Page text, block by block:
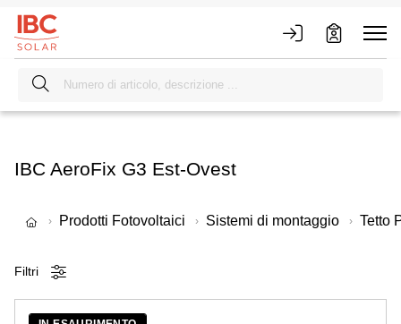
IBC AeroFix G3 Est-Ovest
Prodotti Fotovoltaici Sistemi di montaggio Tetto
Filtri